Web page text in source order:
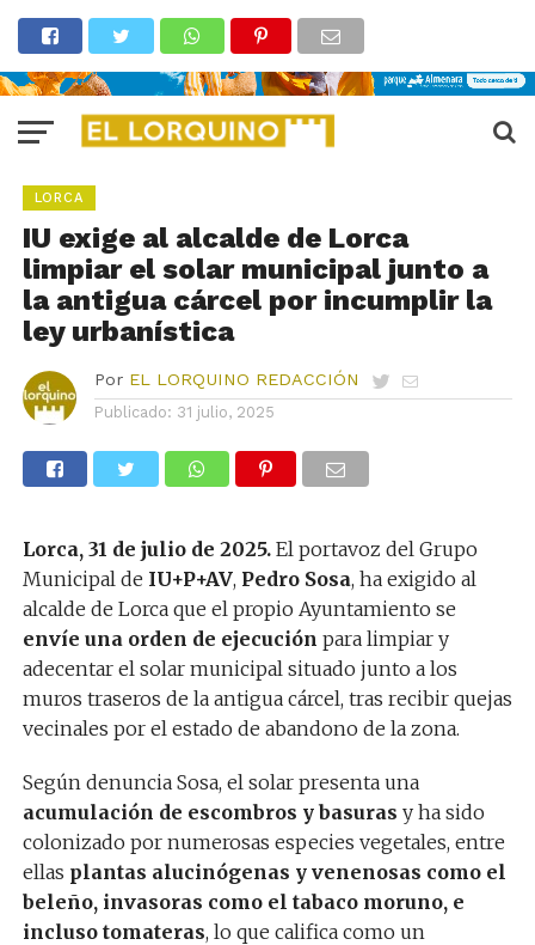
LORCA
IU exige al alcalde de Lorca
limpiar el solar municipal junto a
la antigua cárcel por incumplir la
ley urbanística
Por EL LORQUINO REDACCIÓN
Publicado: 31 julio, 2025
Lorca, 31 de julio de 2025.El portavoz del Grupo
Municipal de IU+P+AV, Pedro Sosa, ha exigido al
alcalde de Lorca que el propio Ayuntamiento se
envíe una orden de ejecución para limpiar y
adecentar el solar municipal situado junto a los
muros traseros de la antigua cárcel, tras recibir quejas
vecinales por el estado de abandono de la zona.
Según denuncia Sosa, el solar presenta una
acumulación de escombros y basuras y ha sido
colonizado por numerosas especies vegetales, entre
ellas plantas alucinógenas y venenosas como el
beleño, invasoras como el tabaco moruno, e
incluso tomateras, lo que califica como un